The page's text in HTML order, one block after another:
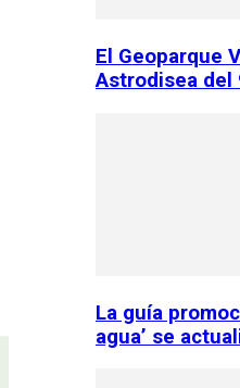
El Geoparque
Astrodisea del
La guía
agua’ se